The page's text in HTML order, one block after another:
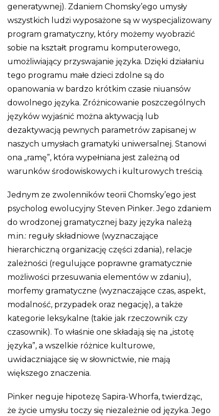
generatywnej). Zdaniem Chomsky’ego umysły
wszystkich ludzi wyposażone są w wyspecjalizowany
program gramatyczny, który możemy wyobrazić
sobie na kształt programu komputerowego,
umożliwiający przyswajanie języka. Dzięki działaniu
tego programu małe dzieci zdolne są do
opanowania w bardzo krótkim czasie niuansów
dowolnego języka. Zróżnicowanie poszczególnych
języków wyjaśnić można aktywacją lub
dezaktywacją pewnych parametrów zapisanej w
naszych umysłach gramatyki uniwersalnej. Stanowi
ona „ramę”, która wypełniana jest zależną od
warunków środowiskowych i kulturowych treścią.
Jednym ze zwolenników teorii Chomsky’ego jest
psycholog ewolucyjny Steven Pinker. Jego zdaniem
do wrodzonej gramatycznej bazy języka należą
m.in.: reguły składniowe (wyznaczające
hierarchiczną organizację części zdania), relacje
zależności (regulujące poprawne gramatycznie
możliwości przesuwania elementów w zdaniu),
morfemy gramatyczne (wyznaczające czas, aspekt,
modalność, przypadek oraz negację), a także
kategorie leksykalne (takie jak rzeczownik czy
czasownik). To właśnie one składają się na „istotę
języka”, a wszelkie różnice kulturowe,
uwidaczniające się w słownictwie, nie mają
większego znaczenia.
Pinker neguje hipotezę Sapira-Whorfa, twierdząc,
że życie umysłu toczy się niezależnie od języka. Jego